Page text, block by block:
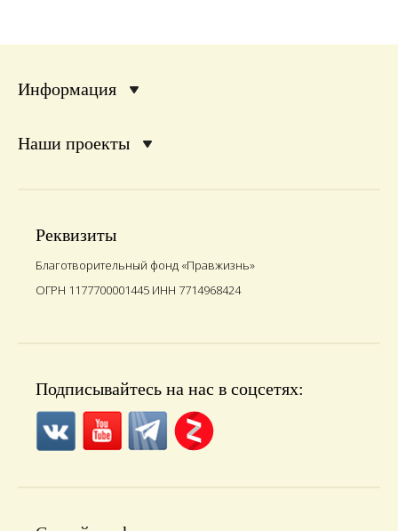
Информация
Наши проекты
Реквизиты
Благотворительный фонд «Правжизнь»
ОГРН 1177700001445 ИНН 7714968424
Подписывайтесь на нас в соцсетях: